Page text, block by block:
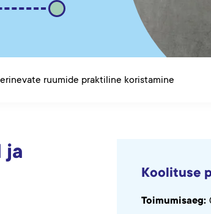
ruumide praktiline koristamine
ja
Koolituse
Toimumisaeg: